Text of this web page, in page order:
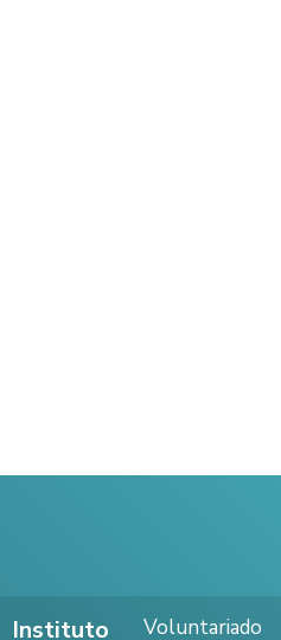
Instituto Voluntariado